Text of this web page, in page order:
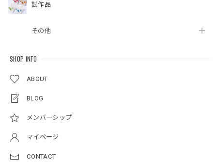
試作品
その他
SHOP INFO
ABOUT
BLOG
メンバーシップ
マイページ
CONTACT